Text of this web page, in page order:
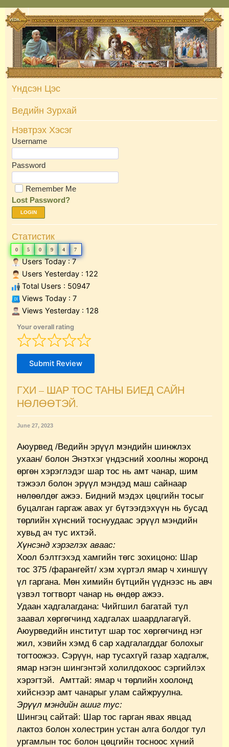
Skip
to
content
Үндсэн Цэс
Ведийн Зурхай
Нэвтрэх Хэсэг
Username
Password
Remember Me
Lost Password?
LOGIN
Статистик
0 5 0 9 4 7
Users Today : 7
Users Yesterday : 122
Total Users : 50947
Views Today : 7
Views Yesterday : 128
Your overall rating
Submit Review
ГХИ – ШАР ТОС ТАНЫ БИЕД САЙН
НӨЛӨӨТЭЙ.
June 27, 2023
Аюурвед /Ведийн эрүүл мэндийн шинжлэх
ухаан/ болон Энэтхэг үндэсний хоолны жоронд
өргөн хэрэглэдэг шар тос нь амт чанар, шим
тэжээл болон эрүүл мэндэд маш сайнаар
нөлөөлдөг ажээ. Бидний мэдэх цөцгийн тосыг
буцалган гаргаж авах уг бүтээгдэхүүн нь бусад
төрлийн хүнсний тоснуудаас эрүүл мэндийн
хувьд ач тус ихтэй.
Хүнсэнд хэрэглэх аваас:
Хоол бэлтгэхэд хамгийн төгс зохицоно: Шар
тос 375 /фарангейт/ хэм хүртэл ямар ч хиншүү
үл гаргана. Мөн химийн бүтцийн үүднээс нь авч
үзвэл тогтворт чанар нь өндөр ажээ.
Удаан хадгалагдана: Чийгшил багатай тул
заавал хөргөгчинд хадгалах шаардлагагүй.
Аюурведийн институт шар тос хөргөгчинд нэг
жил, хэвийн хэмд 6 сар хадгалагддаг болохыг
тогтоожээ. Сэрүүн, нар тусахгүй газар хадгалж,
ямар нэгэн шингэнтэй холилдохоос сэргийлэх
хэрэгтэй. Амттай: ямар ч төрлийн хоолонд
хийснээр амт чанарыг улам сайжруулна.
Эрүүл мэндийн ашиг тус:
Шингэц сайтай: Шар тос гарган явах явцад
лактоз болон холестрин устан алга болдог тул
ургамлын тос болон цөцгийн тосноос хүний